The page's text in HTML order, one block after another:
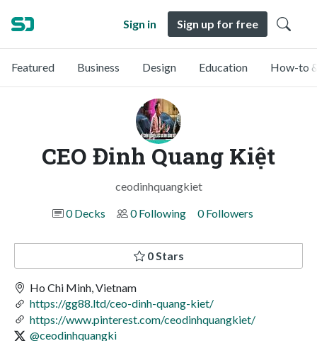
Sign in Sign up for free
Featured Business Design Education How-to
CEO Đinh Quang Kiệt
ceodinhquangkiet
0 Decks
0 Following 0 Followers
0 Stars
Ho Chi Minh, Vietnam
https://gg88.ltd/ceo-dinh-quang-kiet/
https://www.pinterest.com/ceodinhquangkiet/
@ceodinhquangki